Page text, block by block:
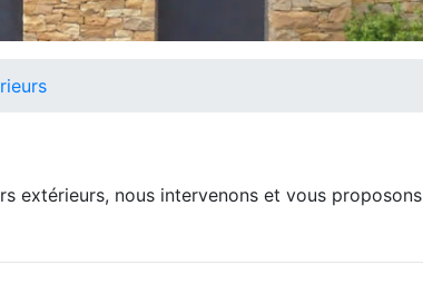
extérieurs, nous intervenons et vous proposons